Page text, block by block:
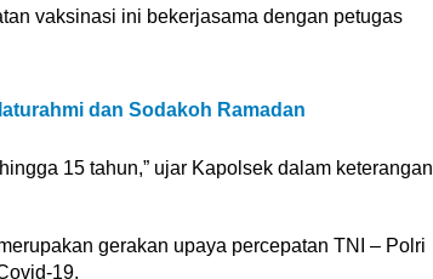
vaksinasi ini bekerjasama dengan petugas
dan Sodakoh Ramadan
15 tahun,” ujar Kapolsek dalam keterangan
gerakan upaya percepatan TNI – Polri
19.